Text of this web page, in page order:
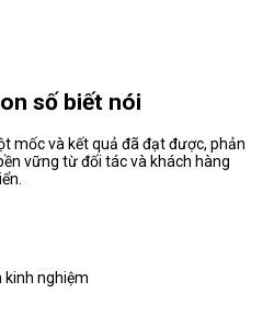
số biết nói
mốc và kết quả đã đạt được, phản
vững từ đối tác và khách hàng
kinh nghiệm